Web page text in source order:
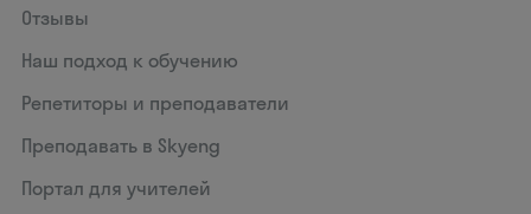
Отзывы
Наш подход к обучению
Репетиторы и преподаватели
Преподавать в Skyeng
Портал для учителей